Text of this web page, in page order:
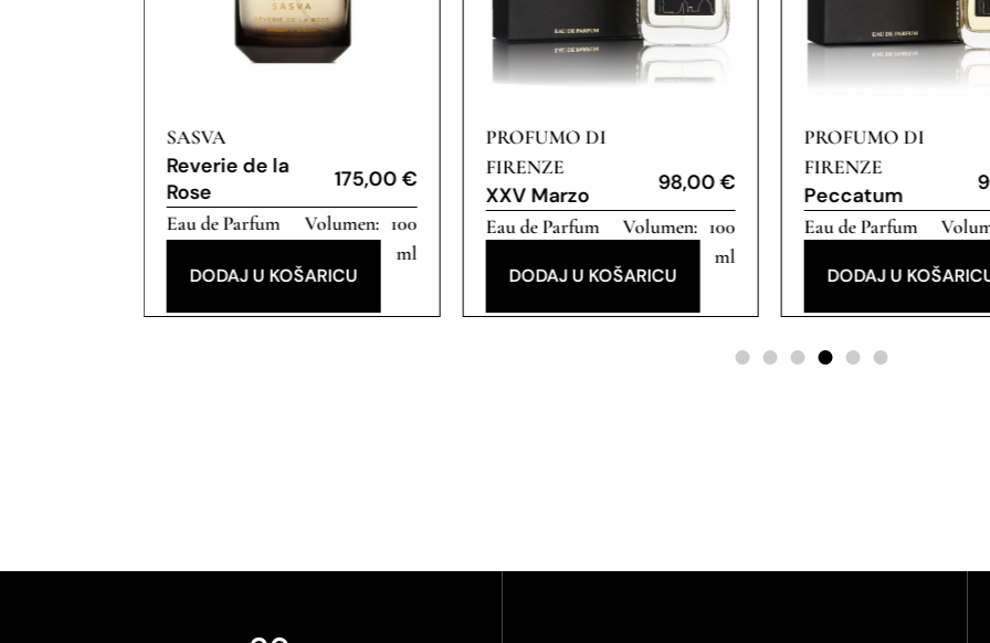
SASVA
Reverie de la
Rose
175,00 €
Eau de Parfum
100
ml
DODAJ U KOŠARICU
PROFUMO DI
FIRENZE
XXV Marzo 98,00€
Eau de Parfum
100
ml
DODAJ U KOŠARICU
PROFUMO DI
FIRENZE
Peccatum
Eau de Parfum
DODAJ U